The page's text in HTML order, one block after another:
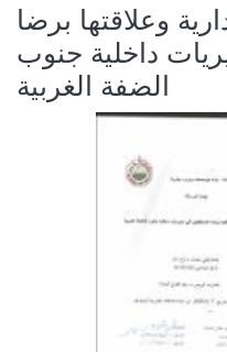
وعلاقتها برضا
داخلية جنوب
الضفة الغربية